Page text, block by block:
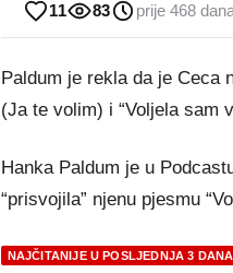
11 83 prije 468
Paldum je rekla da je Ceca
(Ja te volim) i “Voljela sam
Hanka Paldum je u
“prisvojila” njenu pjesmu
NAJČITANIJE U POSLJEDNJA 3 DANA